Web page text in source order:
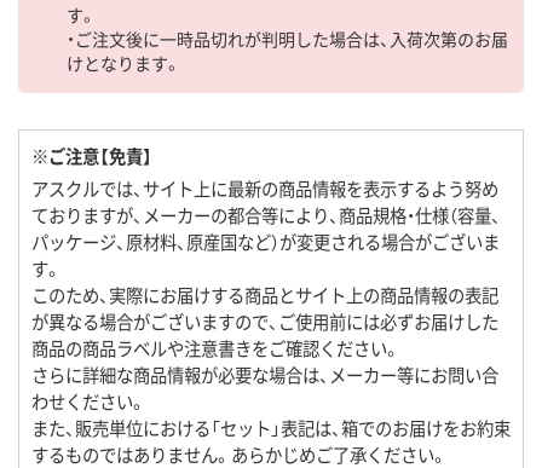
す。
・ご注文後に一時品切れが判明した場合は、入荷次第のお届
けとなります。
※ご注意【免責】
アスクルでは、サイト上に最新の商品情報を表示するよう努め
ておりますが、メーカーの都合等により、商品規格・仕様（容量、
パッケージ、原材料、原産国など）が変更される場合がございま
す。
このため、実際にお届けする商品とサイト上の商品情報の表記
が異なる場合がございますので、ご使用前には必ずお届けした
商品の商品ラベルや注意書きをご確認ください。
さらに詳細な商品情報が必要な場合は、メーカー等にお問い合
わせください。
また、販売単位における「セット」表記は、箱でのお届けをお約束
するものではありません。あらかじめご了承ください。